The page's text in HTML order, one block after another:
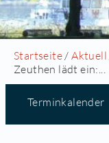
Startseite /Aktuell
Zeuthen lädt ein:...
Terminkalender